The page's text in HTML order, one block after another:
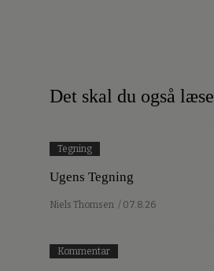
Det skal du også læse
Tegning
Ugens Tegning
Niels Thomsen / 07.8.26
Kommentar